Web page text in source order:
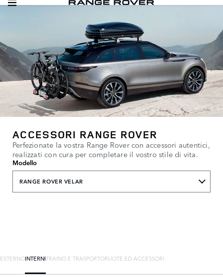
ACCESSORI RANGE ROVER
Perfezionate la vostra Range Rover con accessori autentici,
realizzati con cura per completare il vostro stile di vita.
Modello
RANGE ROVER VELAR
ESTERNOINTERNITRAINO E TRASPORTORUOTE ED ACCESSORI